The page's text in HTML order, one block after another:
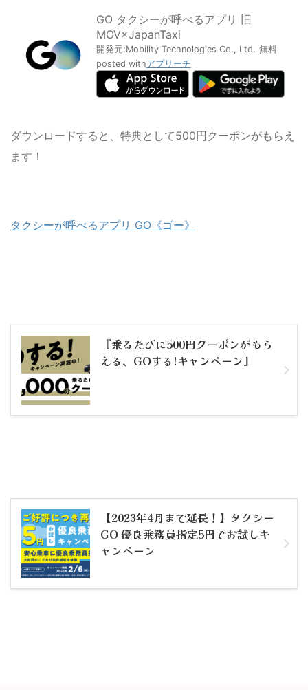
GO タクシーが呼べるアプリ 旧
MOV×JapanTaxi
開発元:Mobility Technologies Co., Ltd. 無料
posted withアプリーチ
ダウンロードすると、特典として500円クーポンがもらえ
ます！
タクシーが呼べるアプリ GO《ゴー》
『乗るたびに500円クーポンがもら
える、GOする!キャンペーン』
【2023年4月まで延長！】タクシー
GO 優良乗務員指定5円でお試しキ
ャンペーン